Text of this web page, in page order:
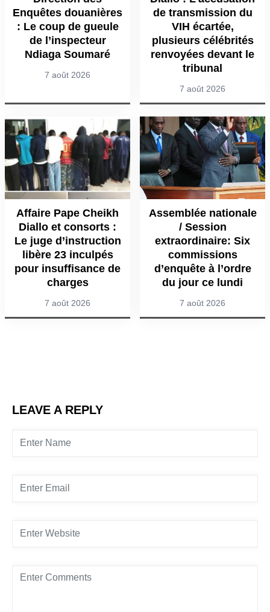
Enquêtes douanières
: Le coup de gueule
de l’inspecteur
Ndiaga Soumaré
7 août 2026
de transmission du
VIH écartée,
plusieurs célébrités
renvoyées devant le
tribunal
7 août 2026
Affaire Pape Cheikh
Diallo et consorts :
Le juge d’instruction
libère 23 inculpés
pour insuffisance de
charges
7 août 2026
Assemblée nationale
/ Session
extraordinaire: Six
commissions
d’enquête à l’ordre
du jour ce lundi
7 août 2026
LEAVE A REPLY